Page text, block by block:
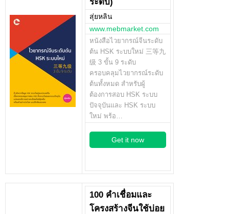
สุ่ยหลิน
www.mebmarket.com
หนังสือไวยากรณ์จีนระดับ
ต้น HSK ระบบใหม่ 三等九
级 3 ขั้น 9 ระดับ
ครอบคลุมไวยากรณ์ระดับ
ต้นทั้งหมด สำหรับผู้
ต้องการสอบ HSK ระบบ
ปัจจุบันและ HSK ระบบ
ใหม่ พร้อ…
Get it now
100 คำเชื่อมและ
โครงสร้างจีนใช้บ่อย